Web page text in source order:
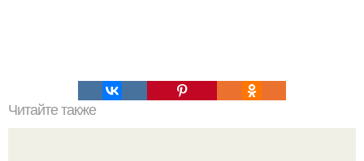
Читайте также